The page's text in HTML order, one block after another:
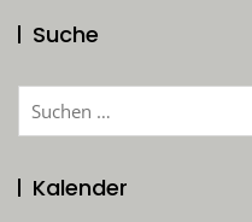
Suche
Suchen
Kalender